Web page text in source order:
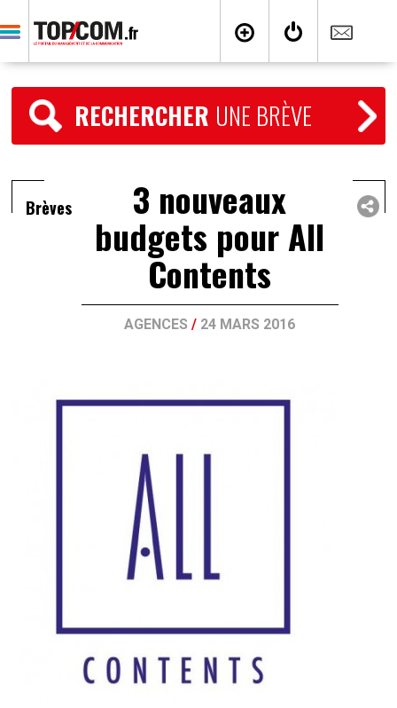
RECHERCHER UNE BRÈVE
Brèves 3 nouveaux
budgets pour All
Contents
AGENCES / 24 MARS 2016